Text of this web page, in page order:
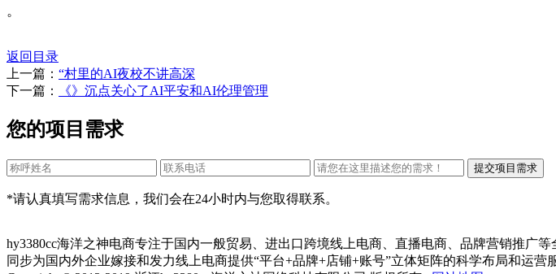
。
返回目录
上一篇： “村里的AI夜校不讲高深
下一篇：
《》沉点关心了AI平安和AI伦理管理
您的项目需求
*请认真填写需求信息，我们会在24小时内与您取得联系。
hy3380cc海洋之神电商专注于国内一般贸易、进出口跨境线上电商、直播电商、品牌营销推广等
同步为国内外企业嫁接和发力线上电商提供“平台+品牌+店铺+账号”立体矩阵的科学布局和运营